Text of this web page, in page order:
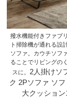
撥水機能付きファブ
ト掃除機が通れる設
ソファ。カウチソフ
ることでリビングの
スに。 2人掛けソ
ク 2Pソファ ソ
大クッション